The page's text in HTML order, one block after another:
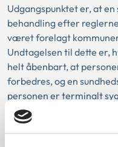
Udgangspunktet er, at
behandling efter
været forelagt
Undtagelsen til dette er,
helt åbenbart, at
forbedres, og en
personen er terminalt
seniorpensionistens
samtidig, at kommunen